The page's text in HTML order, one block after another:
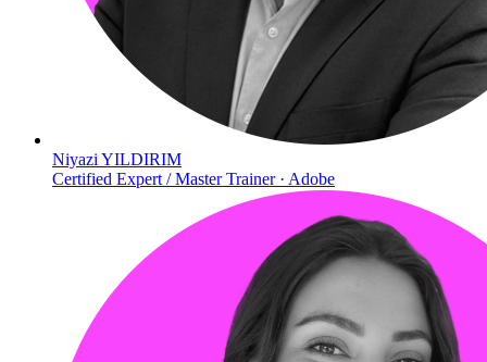
Niyazi YILDIRIM
Certified Expert / Master Trainer · Adobe